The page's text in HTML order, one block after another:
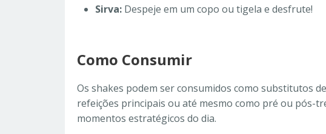
Sirva: Despeje em um copo ou tigela e desfrute!
Como Consumir
Os shakes podem ser consumidos como substitutos
refeições principais ou até mesmo como pré ou pós-
momentos estratégicos do dia.